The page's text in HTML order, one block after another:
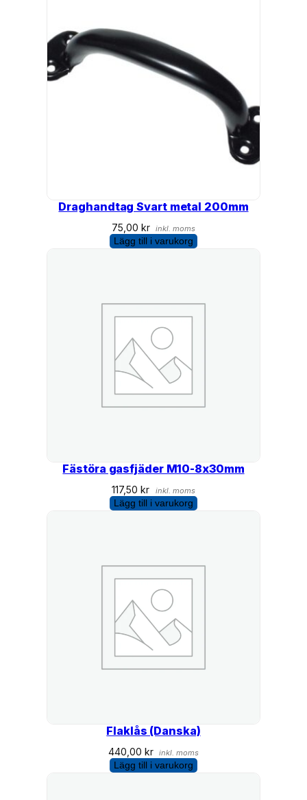
Draghandtag Svart metal 200mm
75,00 kr inkl. moms
Lägg till i varukorg
Fästöra gasfjäder M10-8x30mm
117,50kr inkl. moms
Lägg till i varukorg
Flaklås (Danska)
440,00 kr inkl. moms
Lägg till i varukorg